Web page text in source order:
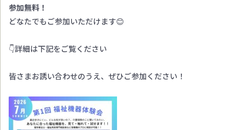
参加無料！
どなたでもご参加いただけます😊
👇詳細は下記をご覧ください
皆さまお誘い合わせのうえ、ぜひご参加ください！